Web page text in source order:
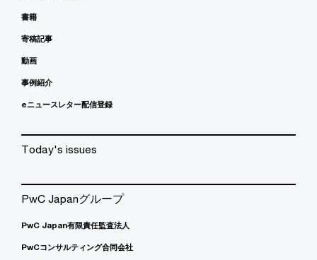
書籍
寄稿記事
動画
事例紹介
eニュースレター配信登録
Today's issues
PwC Japanグループ
PwC Japan有限責任監査法人
PwCコンサルティング合同会社